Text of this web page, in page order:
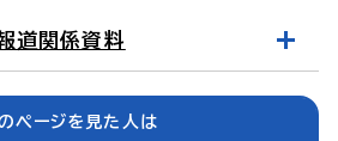
関係資料
ページを見た人は